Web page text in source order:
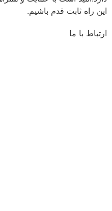
این راه ثابت قدم باشیم.
ارتباط با ما